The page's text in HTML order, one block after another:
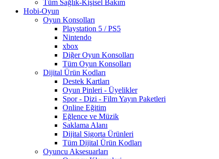
Tüm Sağlık-Kişisel Bakım
Hobi-Oyun
Oyun Konsolları
Playstation 5 / PS5
Nintendo
xbox
Diğer Oyun Konsolları
Tüm Oyun Konsolları
Dijital Ürün Kodları
Destek Kartları
Oyun Pinleri - Üyelikler
Spor - Dizi - Film Yayın Paketleri
Online Eğitim
Eğlence ve Müzik
Saklama Alanı
Dijital Sigorta Ürünleri
Tüm Dijital Ürün Kodları
Oyuncu Aksesuarları